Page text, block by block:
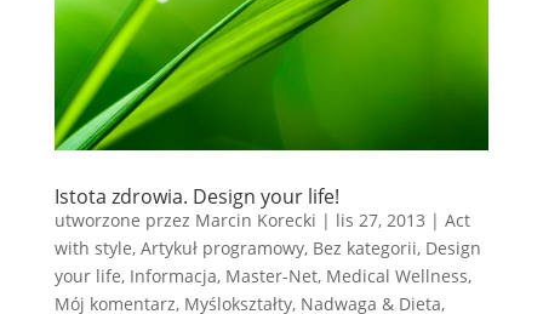
Istota zdrowia. Design your life!
utworzone przez Marcin Korecki | lis 27, 2013 | Act
with style, Artykuł programowy, Bez kategorii, Design
your life, Informacja, Master-Net, Medical Wellness,
Mój komentarz, Myślokształty, Nadwaga & Dieta,